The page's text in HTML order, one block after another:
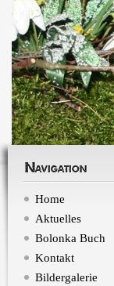
Navigation
Home
Aktuelles
Bolonka Buch
Kontakt
Bildergalerie